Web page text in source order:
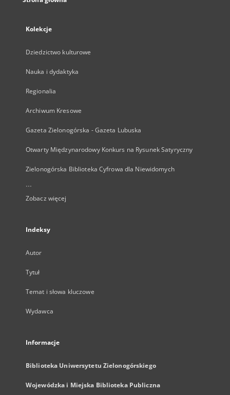
Kolekcje
Dziedzictwo kulturowe
Nauka i dydaktyka
Regionalia
Archiwum Kresowe
Gazeta Zielonogórska - Gazeta Lubuska
Otwarty Międzynarodowy Konkurs na Rysunek Satyryczny
Zielonogórska Biblioteka Cyfrowa dla Niewidomych
...
Zobacz więcej
Indeksy
Autor
Tytuł
Temat i słowa kluczowe
Wydawca
Informacje
Biblioteka Uniwersytetu Zielonogórskiego
Wojewódzka i Miejska Biblioteka Publiczna